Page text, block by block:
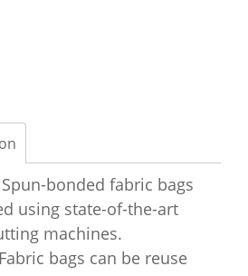
bonded fabric bags
using state-of-the-art
machines.
bags can be reuse